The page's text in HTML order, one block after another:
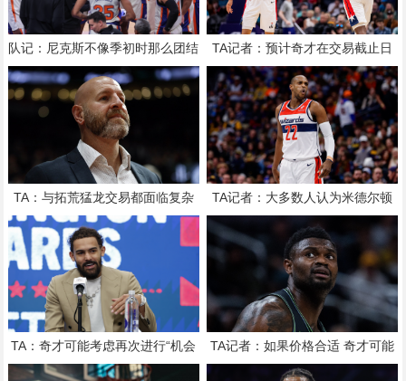
队记：尼克斯不像季初时那么团结
球员没完全接受面包体系的角色
TA记者：预计奇才在交易截止日
前会继续活跃 他们愿意接手大合
同
TA：与拓荒猛龙交易都面临复杂
情况 他们想清薪资空间且提高战
力
TA记者：大多数人认为米德尔顿
最可能截止日后留队 成为买断候
选
TA：奇才可能考虑再次进行“机会
主义”的交易 类似此前得到吹杨
TA记者：如果价格合适 奇才可能
会去考虑交易得到锡安